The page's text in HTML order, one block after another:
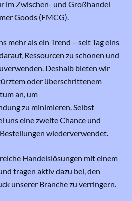
im Zwischen- und Großhandel
Goods (FMCG).
mehr als ein Trend – seit Tag eins
Ressourcen zu schonen und
Deshalb bieten wir
oder überschrittenem
an, um
zu minimieren. Selbst
uns eine zweite Chance und
wiederverwendet.
Handelslösungen mit einem
tragen aktiv dazu bei, den
unserer Branche zu verringern.